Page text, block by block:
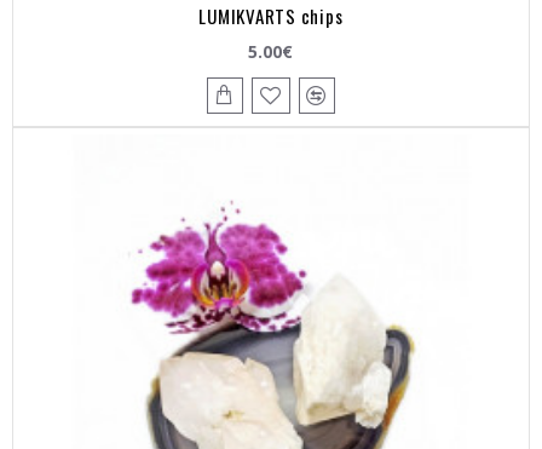
LUMIKVARTS chips
5.00€